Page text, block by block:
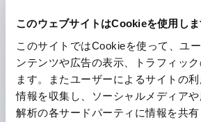
このウェブサイトはCookieを使用し
このサイトではCookieを使って、ユ
ンテンツや広告の表示、トラフィッ
ます。またユーザーによるサイトの
情報を収集し、ソーシャルメディア
解析の各サードパーティに情報を共有
ました。
丸形圧着端子の配線工数を大幅に削
イトのダイレクトタイプを除く）
ひとつで6色の役をこなすLED球（
で色ごとに分かれていたLED球を、